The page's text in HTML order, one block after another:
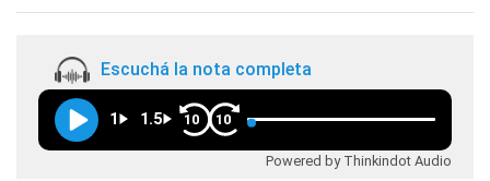
Escuchá la nota completa
1 1.5 10 10
Powered by Thinkindot Audio